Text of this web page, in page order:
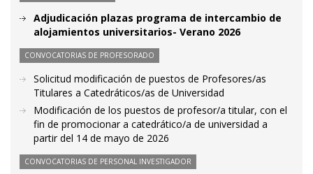
Adjudicación plazas programa de intercambio de
alojamientos universitarios- Verano 2026
CONVOCATORIAS DE PROFESORADO
Solicitud modificación de puestos de Profesores/as
Titulares a Catedráticos/as de Universidad
Modificación de los puestos de profesor/a titular, con el
fin de promocionar a catedrático/a de universidad a
partir del 14 de mayo de 2026
CONVOCATORIAS DE PERSONAL INVESTIGADOR